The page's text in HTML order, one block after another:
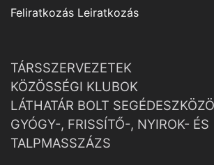
Feliratkozás Leiratkozás
TÁRSSZERVEZETEK
KÖZÖSSÉGI KLUBOK
LÁTHATÁR BOLT
GYÓGY-, FRISSÍTŐ-, NYIROK- ÉS
TALPMASSZÁZS